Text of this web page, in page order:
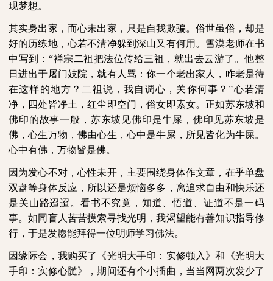
现梦想。
其实身出家，而心未出家，只是自我欺骗。俗世虽俗，却是
好的历练地，心若不清净躲到深山又有何用。雪漠老师在书
中写到：“禅宗二祖把法位传给三祖，就出去云游了。他整
日进出于屠门妓院，就有人骂：你一个老出家人，咋老是待
在这样的地方？二祖说，我自调心，关你何事？”心若清
净，四处皆净土，红尘即空门，俗女即素女。正如苏东坡和
佛印的故事一般，苏东坡见佛印是牛屎，佛印见苏东坡是
佛，心生万物，佛由心生，心中是牛屎，所见皆化为牛屎。
心中有佛，万物皆是佛。
因为发心不对，心性未开，主要围绕身体作文章，在乎单盘
双盘等身体反应，所以还是烦恼多多，离追求自由和快乐还
是关山路迢迢。看书不究竟，知道、悟道、证道不是一码
事。如同盲人苦苦摸索寻找光明，我渴望能有善知识指导修
行，于是发愿能拜得一位明师学习佛法。
因缘际会，我购买了《光明大手印：实修顿入》和《光明大
手印：实修心髄》，期间还有个小插曲，当当网两次发少了